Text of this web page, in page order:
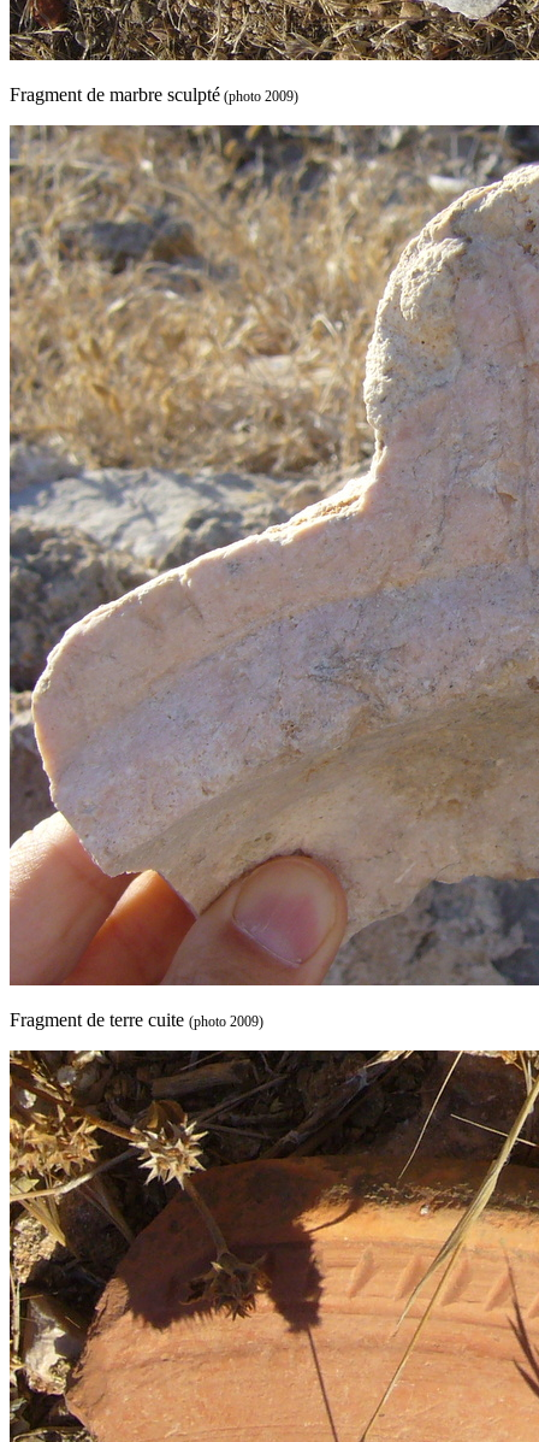
Fragment de marbre sculpté (photo 2009)
Fragment de terre cuite (photo 2009)